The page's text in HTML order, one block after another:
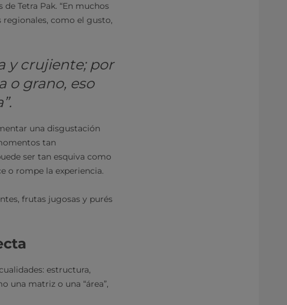
Tetra Pak. “En muchos
como el gusto,
y crujiente; por
o grano, eso
una disgustación
tan
ser tan esquiva como
o rompe la experiencia.
frutas jugosas y purés
estructura,
una matriz o una “área”,